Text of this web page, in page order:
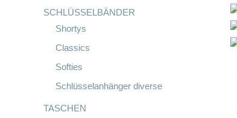
SCHLÜSSELBÄNDER
Shortys
Classics
Softies
Schlüsselanhänger diverse
TASCHEN